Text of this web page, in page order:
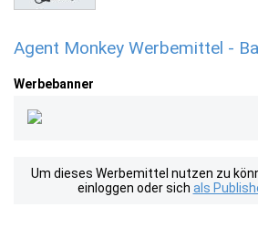
Agent Monkey Werbemittel -
Werbebanner
Um dieses Werbemittel nutzen zu
einloggen oder sich als